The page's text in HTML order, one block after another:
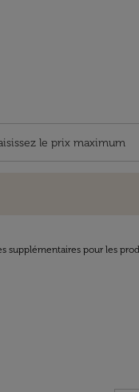
supplémentaires pour les